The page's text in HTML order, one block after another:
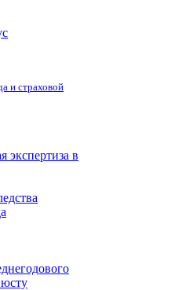
и страховой
экспертиза в